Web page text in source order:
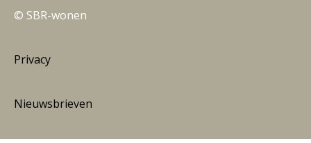
© SBR-wonen
Privacy
Nieuwsbrieven